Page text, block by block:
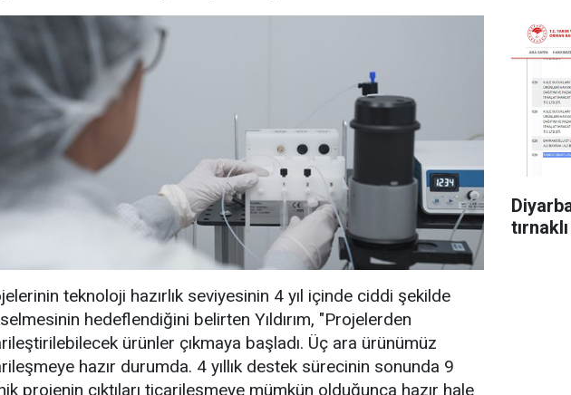
teknoloji hazırlık seviyesinin 4 yıl içinde ciddi şekilde
hedeflendiğini belirten Yıldırım, "Projelerden
ürünler çıkmaya başladı. Üç ara ürünümüz
hazır durumda. 4 yıllık destek sürecinin sonunda 9
projenin çıktıları ticarileşmeye mümkün olduğunca hazır hale